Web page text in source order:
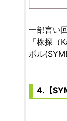
一部言い
「株探
ボル
4.【